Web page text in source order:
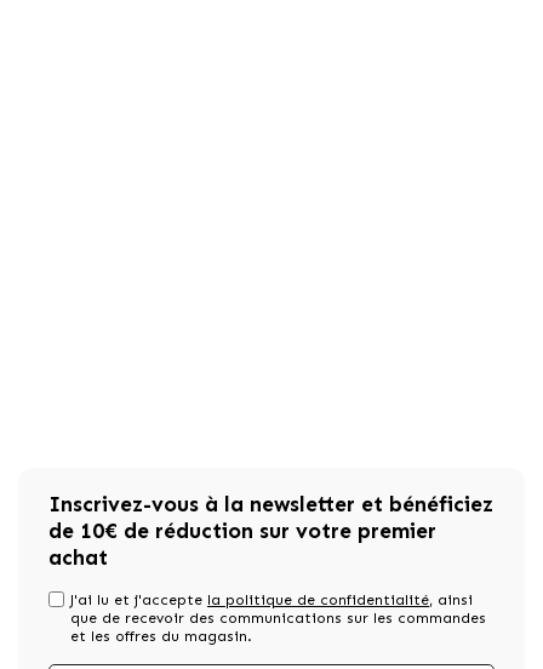
Inscrivez-vous à la newsletter et bénéficiez
de 10€ de réduction sur votre premier
achat
J'ai lu et j'accepte la politique de confidentialité, ainsi
que de recevoir des communications sur les commandes
et les offres du magasin.